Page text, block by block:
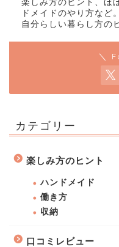
楽しみ方のヒント、ほ
ドメイドのやり方など。
自分らしい暮らし方の
＼
カテゴリー
楽しみ方のヒント
ハンドメイド
働き方
収納
口コミレビュー